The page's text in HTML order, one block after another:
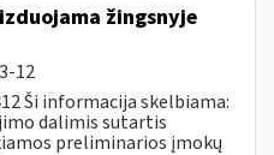
žingsnyje
12
Ši informacija skelbiama:
dalimis sutartis
preliminarios įmokų